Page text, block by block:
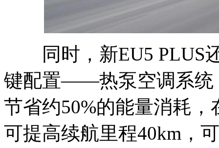
同时，新EU5 PLUS
键配置——热泵空调系统
节省约50%的能量消耗
可提高续航里程40km，